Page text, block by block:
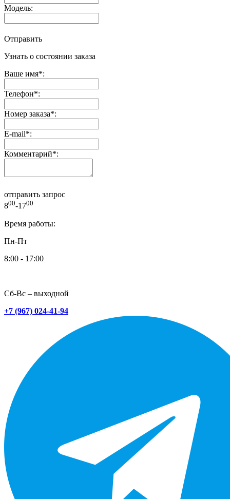
Модель:
Отправить
Узнать о состоянии заказа
Ваше имя*:
Телефон*:
Номер заказа*:
E-mail*:
Комментарий*:
отправить запрос
800-1700
Время работы:
Пн-Пт
8:00 - 17:00
Сб-Вс – выходной
+7 (967) 024-41-94